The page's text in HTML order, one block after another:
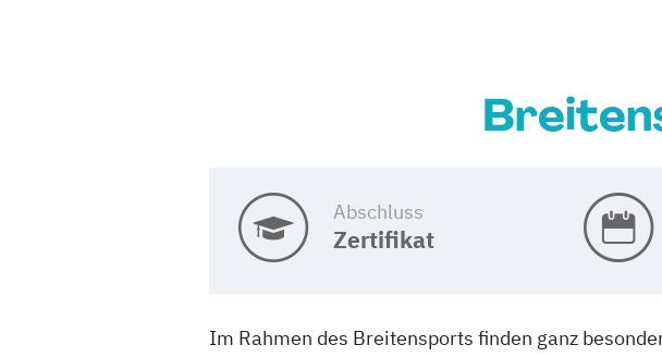
Abschluss
Zertifikat
Im Rahmen des Breitensports finden ganz